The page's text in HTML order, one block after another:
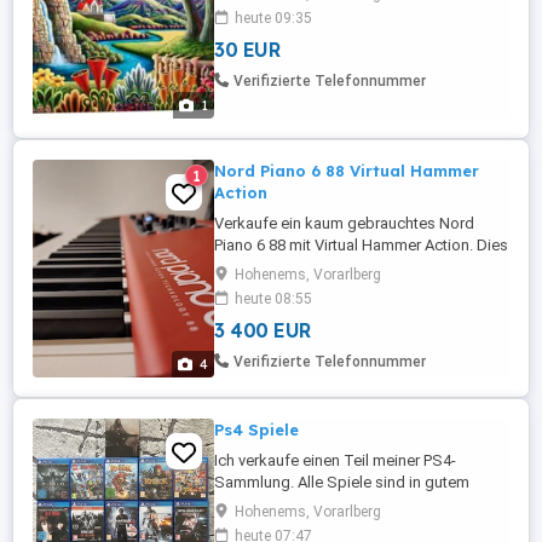
1
veranlasst
heute 09:35
30 EUR
Verifizierte Telefonnummer
4
1
Nord Piano 6 88 Virtual Hammer
Action
Verkaufe ein kaum gebrauchtes Nord
Piano 6 88 mit Virtual Hammer Action. Dies
ist das aktuelle Flaggschiff der Nord
Piano Serie und bietet neben
hochwertigen Klaviersounds auch eine
Sample Synth Engine sowie Layer Effects.
Triple Pedal inkludiert. Original Rechnung
Hohenems, Vorarlberg
heute 08:55
3 400 EUR
Verifizierte Telefonnummer
Ps4 Spiele
Ich verkaufe einen Teil meiner PS4-
Sammlung. Alle Spiele sind in gutem
Zustand und funktionieren einwandfrei.
Folgende Spiele sind verfügbar: * Diablo
Hohenems, Vorarlberg
heute 07:47